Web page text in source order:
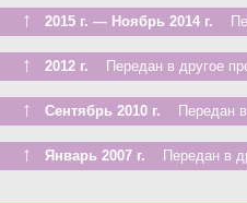
↑ 2015 г. — Ноябрь 2014 г.
↑ 2012 г. Передан в другое
↑ Сентябрь 2010 г. Передан в
↑ Январь 2007 г. Передан в